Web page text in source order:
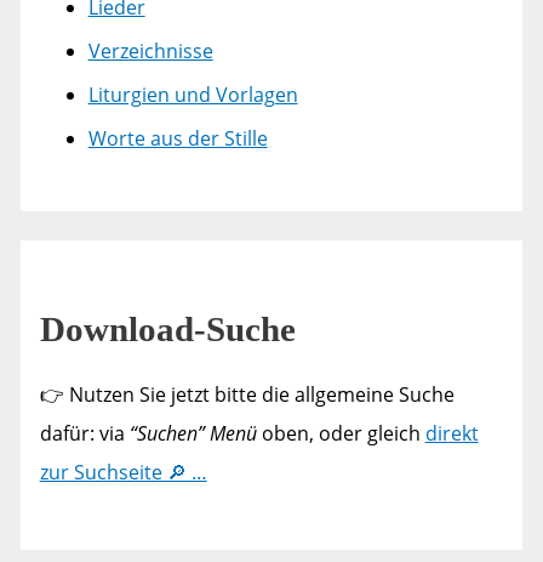
Lieder
Verzeichnisse
Liturgien und Vorlagen
Worte aus der Stille
Download-Suche
👉 Nutzen Sie jetzt bitte die allgemeine Suche
dafür: via “Suchen” Menüoben, oder gleich direkt
zur Suchseite 🔎 …